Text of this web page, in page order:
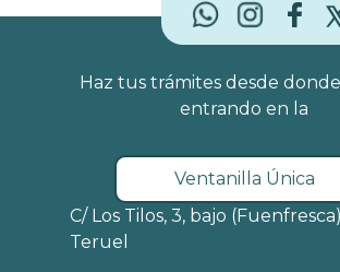
Haz tus trámites desde
entrando en la
Ventanilla Única
C/ Los Tilos, 3, bajo
Teruel